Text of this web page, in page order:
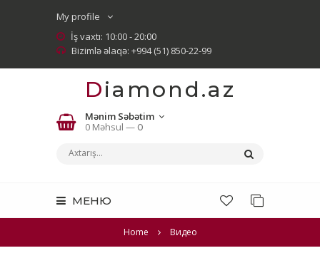
My profile
İş vaxtı: 10:00 - 20:00
Bizimlə əlaqə: +994 (51) 850-22-99
Diamond.az
Mənim Səbətim
0 Məhsul —0
МЕНЮ
Home Видео